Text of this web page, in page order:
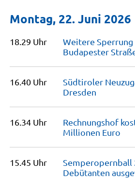
Montag, 22. Juni 2026
18.29 Uhr
Weitere Sperrung
Budapester
16.40 Uhr
Südtiroler
Dresden
16.34 Uhr
Rechnungshof
Millionen Euro
15.45 Uhr
Semperopernball
Debütanten